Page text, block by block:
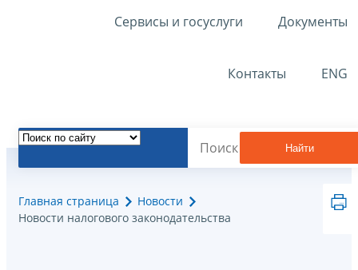
Сервисы и госуслуги Документы
Контакты ENG
Найти
Главная страница
Новости
Новости налогового законодательства